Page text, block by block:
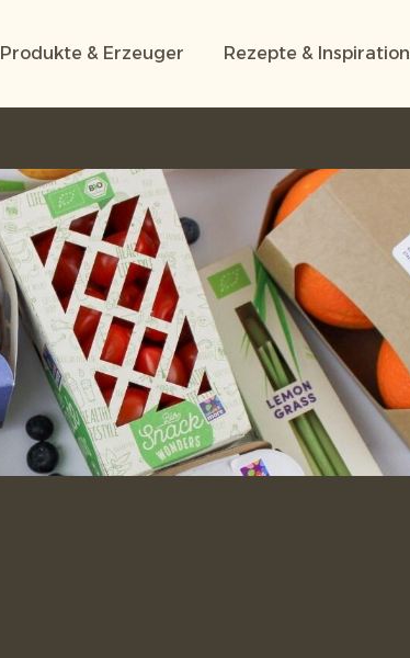
Produkte & Erzeuger Rezepte & Inspiration